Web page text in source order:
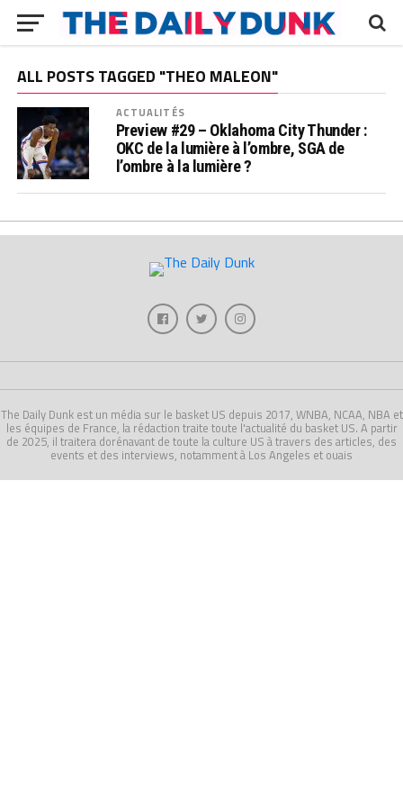
ALL POSTS TAGGED "THEO MALEON"
ACTUALITÉS
Preview #29 – Oklahoma City Thunder :
OKC de la lumière à l’ombre, SGA de
l’ombre à la lumière ?
The Daily Dunk est un média sur le basket US depuis 2017, WNBA, NCAA, NBA et
les équipes de France, la rédaction traite toute l'actualité du basket US. A partir
de 2025, il traitera dorénavant de toute la culture US à travers des articles, des
events et des interviews, notamment à Los Angeles et ouais